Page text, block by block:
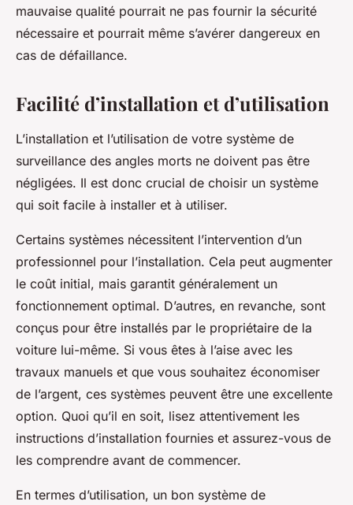
mauvaise qualité pourrait ne pas fournir la sécurité
nécessaire et pourrait même s’avérer dangereux en
cas de défaillance.
Facilité d’installation et d’utilisation
L’installation et l’utilisation de votre système de
surveillance des angles morts ne doivent pas être
négligées. Il est donc crucial de choisir un système
qui soit facile à installer et à utiliser.
Certains systèmes nécessitent l’intervention d’un
professionnel pour l’installation. Cela peut augmenter
le coût initial, mais garantit généralement un
fonctionnement optimal. D’autres, en revanche, sont
conçus pour être installés par le propriétaire de la
voiture lui-même. Si vous êtes à l’aise avec les
travaux manuels et que vous souhaitez économiser
de l’argent, ces systèmes peuvent être une excellente
option. Quoi qu’il en soit, lisez attentivement les
instructions d’installation fournies et assurez-vous de
les comprendre avant de commencer.
En termes d’utilisation, un bon système de